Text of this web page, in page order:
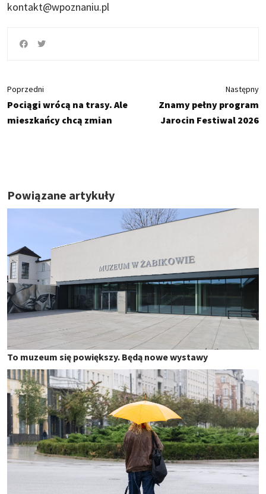
kontakt@wpoznaniu.pl
Poprzedni
Pociągi wrócą na trasy. Ale
mieszkańcy chcą zmian
Następny
Znamy pełny program
Jarocin Festiwal 2026
Powiązane artykuły
To muzeum się powiększy. Będą nowe wystawy